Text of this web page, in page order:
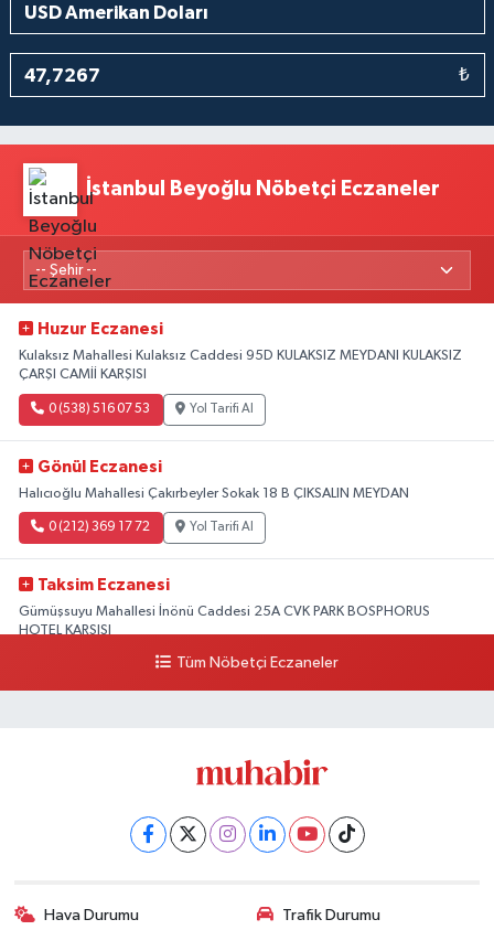
₺
İstanbul Beyoğlu Nöbetçi Eczaneler
Huzur Eczanesi
Kulaksız Mahallesi Kulaksız Caddesi 95D KULAKSIZ MEYDANI KULAKSIZ
ÇARŞI CAMİİ KARŞISI
0 (538) 516 07 53 Yol Tarifi Al
Gönül Eczanesi
Halıcıoğlu Mahallesi Çakırbeyler Sokak 18 B ÇIKSALIN MEYDAN
0 (212) 369 17 72 Yol Tarifi Al
Taksim Eczanesi
Gümüşsuyu Mahallesi İnönü Caddesi 25A CVK PARK BOSPHORUS
HOTEL KARŞISI
Yol Tarifi Al
Tüm Nöbetçi Eczaneler
Hava Durumu Trafik Durumu